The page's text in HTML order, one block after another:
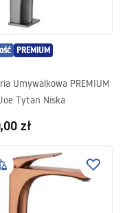
PREMIUM
Umywalkowa PREMIUM
Tytan Niska
zł